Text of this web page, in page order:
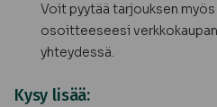
Voit pyytää tarjouksen
osoitteeseesi
yhteydessä.
Kysy lisää: